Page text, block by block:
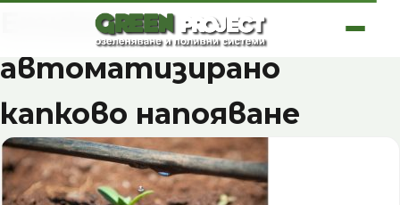
content
Етикет:
автоматизирано
капково напояване